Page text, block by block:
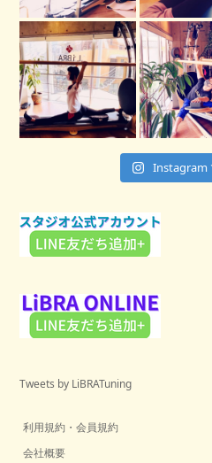
Instagram
Tweets by LiBRATuning
利用規約・会員規約
会社概要